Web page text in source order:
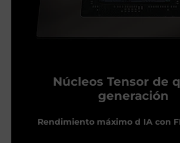
Núcleos Tensor de
generación
Rendimiento máximo d IA con